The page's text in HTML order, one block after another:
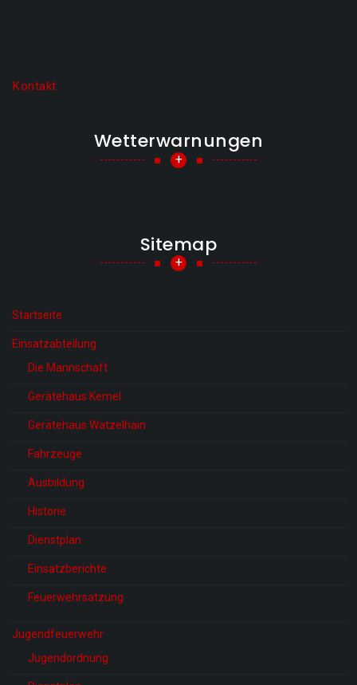
Kontakt
Wetterwarnungen
+
Sitemap
+
Startseite
Einsatzabteilung
Die Mannschaft
Gerätehaus Kemel
Gerätehaus Watzelhain
Fahrzeuge
Ausbildung
Historie
Dienstplan
Einsatzberichte
Feuerwehrsatzung
Jugendfeuerwehr
Jugendordnung